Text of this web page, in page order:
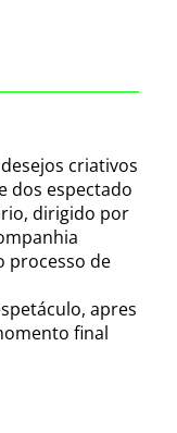
criativos
dos espectado
dirigido por
processo de
apres
final